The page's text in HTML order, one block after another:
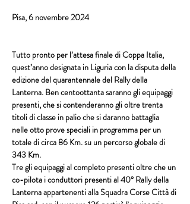
Pisa, 6 novembre 2024
Tutto pronto per l’attesa finale di Coppa Italia,
quest’anno designata in Liguria con la disputa della
edizione del quarantennale del Rally della
Lanterna. Ben centoottanta saranno gli equipaggi
presenti, che si contenderanno gli oltre trenta
titoli di classe in palio che si daranno battaglia
nelle otto prove speciali in programma per un
totale di circa 86 Km. su un percorso globale di
343 Km.
Tre gli equipaggi al completo presenti oltre che un
co-pilota i conduttori presenti al 40° Rally della
Lanterna appartenenti alla Squadra Corse Città di